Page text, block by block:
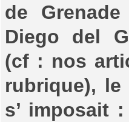
de
Diego del
(cf : nos
rubrique), le
s’ imposait